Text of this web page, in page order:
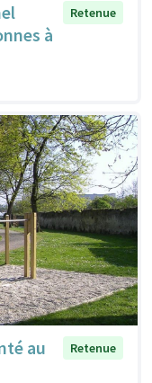
à
Retenue
au
Retenue